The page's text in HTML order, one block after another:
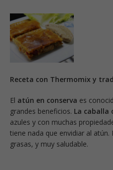
Receta con Thermomix y
El atún en conserva es
grandes beneficios. La caballa
azules y con muchas
tiene nada que envidiar al
grasas, y muy saludable.